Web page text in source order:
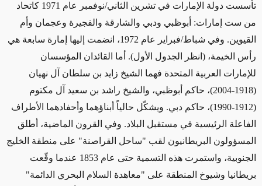
تأسست دولة الإمارات في تشرين الثاني/نوفمبر عام 1971 كاتحاد
من ست إمارات: أبوظبي ودبي والشارقة والفجيرة وعجمان وأم
القيوين. وفي شباط/فبراير عام 1972، انضمت إليها إمارة سابعة هي
رأس الخيمة، (انظر الجدول الأول). أما القائدان المؤسسان
للإمارات العربية المتحدة فهما الشيخ زايد بن سلطان آل نهيان
(1918-2004)، حاكم أبوظبي، والشيخ راشد بن سعيد آل مكتوم
(1912-1990)، حاكم دبي. ويشكّل حالياً أبناؤهما وأحفادهما الأطراف
الفاعلة الرئيسية في مستقبل البلاد. وفي القرون الماضية، أطلق
المسؤولون البريطانيون لقب "ساحل القراصنة" على منطقة الخليج
الجنوبية، واستمرت هذه التسمية حتى عام 1853 عندما وقّعت
بريطانيا وشيوخ المنطقة على "معاهدة السلام البحري الدائمة"